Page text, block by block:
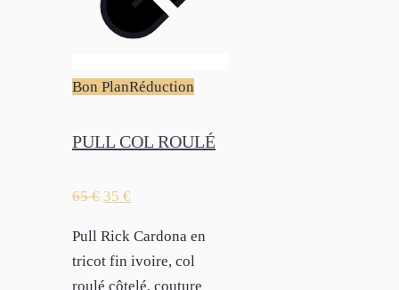
Bon PlanRéduction
PULL COL ROULÉ
65€ 35 €
Pull Rick Cardona en
tricot fin ivoire, col
roulé côtelé, couture